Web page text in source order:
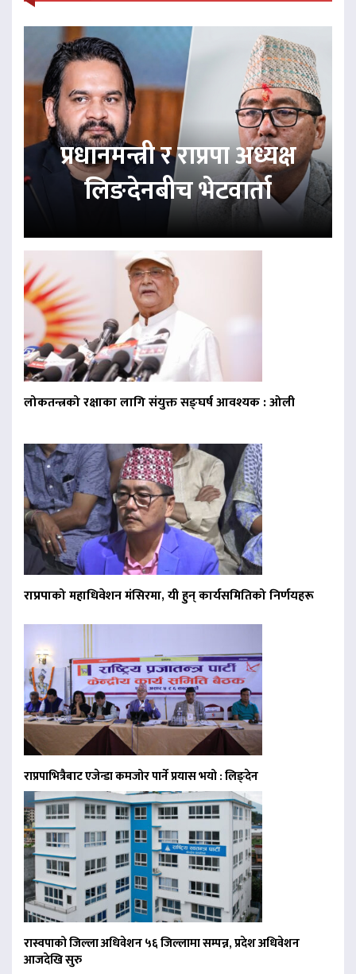
प्रधानमन्त्री र राप्रपा अध्यक्ष
लिङदेनबीच भेटवार्ता
लोकतन्त्रको रक्षाका लागि संयुक्त सङ्घर्ष आवश्यक : ओली
राप्रपाको महाधिवेशन मंसिरमा, यी हुन् कार्यसमितिको निर्णयहरू
राप्रपाभित्रैबाट एजेन्डा कमजोर पार्ने प्रयास भयो : लिङ्देन
रास्वपाको जिल्ला अधिवेशन ५६ जिल्लामा सम्पन्न, प्रदेश अधिवेशन
आजदेखि सुरु